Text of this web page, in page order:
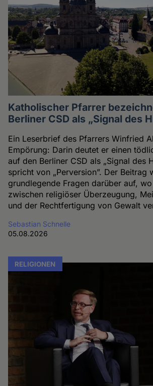
Katholischer Pfarrer
Berliner CSD als „Signal des
Ein Leserbrief des Pfarrers Winfried
Empörung: Darin deutet er einen
auf den Berliner CSD als „Signal des
spricht von „Perversion”. Der Beitrag
grundlegende Fragen darüber auf,
zwischen religiöser Überzeugung,
und der Rechtfertigung von Gewalt
Sebastian Schnelle
05.08.2026
RELIGIONEN